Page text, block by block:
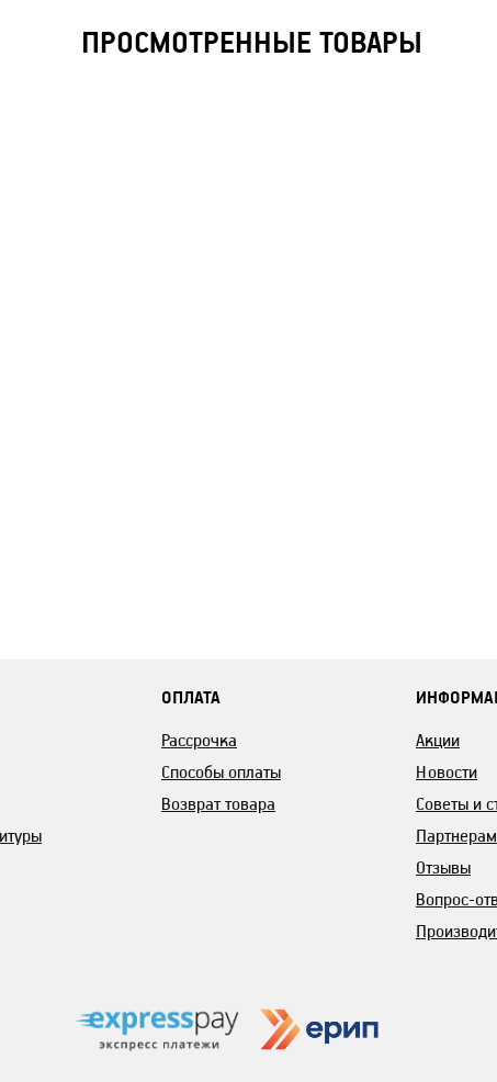
ПРОСМОТРЕННЫЕ ТОВАРЫ
ОПЛАТА
Рассрочка
Способы оплаты
Возврат товара
Акции
Новости
Советы и
Партнерам
Отзывы
Вопрос-